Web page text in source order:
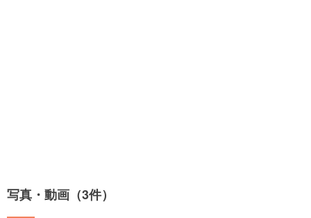
写真・動画（3件）